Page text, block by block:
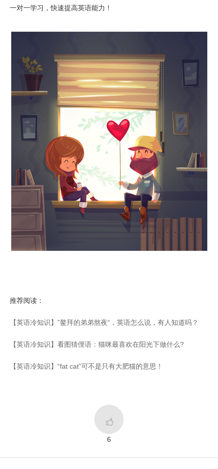
一对一学习，快速提高英语能力！
推荐阅读：
【英语冷知识】”鳌拜的弟弟熬夜“，英语怎么说，有人知道吗？
【英语冷知识】看图猜俚语：猫咪最喜欢在阳光下做什么?
【英语冷知识】“fat cat”可不是只有大肥猫的意思！

6